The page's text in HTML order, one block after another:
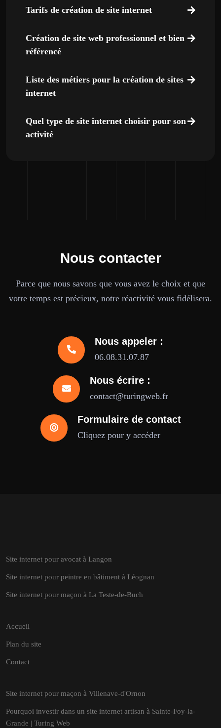
Tarifs de création de site internet
Création de site web professionnel et bien
référencé
Liste des métiers pour la création de sites
internet
Quel type de site internet choisir pour son
activité
Nous contacter
Parce que nous savons que vous avez le choix et que
votre temps est précieux, notre réactivité vous fidélisera.
Nous appeler :
06.08.31.07.87
Nous écrire :
contact@turingweb.fr
Formulaire de contact
Cliquez pour y accéder
Site internet pour avocat à Langon
Site internet pour peintre en bâtiment à Léognan
Site internet pour maçon à La Teste-de-Buch
Accueil
Plan du site
Contact
Site internet pour maçon à Villenave-d'Ornon
Pourquoi investir dans un site internet artisan à Sainte-Foy-la-
Grande | Turing Web